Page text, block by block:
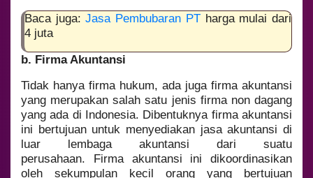
Baca juga:Jasa Pembubaran PTharga mulai dari
4 juta
b. Firma Akuntansi
Tidak hanya firma hukum, ada juga firma akuntansi
yang merupakan salah satu jenis firma non dagang
yang ada di Indonesia. Dibentuknya firma akuntansi
ini bertujuan untuk menyediakan jasa akuntansi di
luar lembaga akuntansi dari suatu
perusahaan. Firma akuntansi ini dikoordinasikan
oleh sekumpulan kecil orang yang bertujuan